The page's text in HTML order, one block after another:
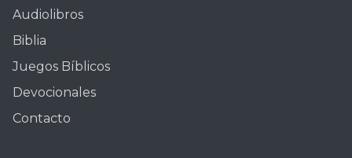
Audiolibros
Biblia
Juegos Bíblicos
Devocionales
Contacto